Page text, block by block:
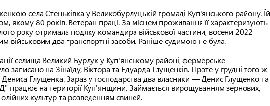
села Стецьківка у Великобурлуцькій громаді Куп'янського району. Їй
якому 80 років. Ветеран праці. За місцем проживання її характеризують
року отримала подяку командира військової частини, восени 2022
військовим два транспортні засоби. Раніше судимою не була.
селища Великий Бурлук у Куп'янському районі, фермерське
записано на Зінаїду, Віктора та Едуарда Глущенків. Проте у грудні того ж
Глущенка. Зараз у господарства два власники — Денис Глущенко та
працює на території Куп'янщини. Займається вирощуванням зернових,
культур та розведенням свиней.